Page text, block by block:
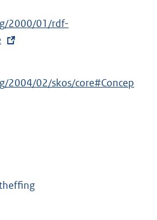
2000/01/rdf-
2004/02/skos/core#Concep